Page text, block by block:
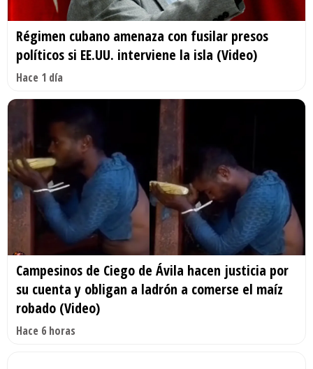
Régimen cubano amenaza con fusilar presos
políticos si EE.UU. interviene la isla (Video)
Hace 1 día
Campesinos de Ciego de Ávila hacen justicia por
su cuenta y obligan a ladrón a comerse el maíz
robado (Video)
Hace 6 horas